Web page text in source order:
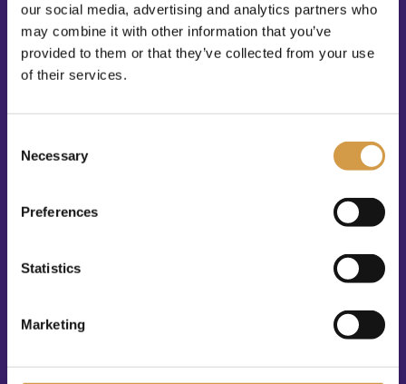
our social media, advertising and analytics partners who
may combine it with other information that you’ve
provided to them or that they’ve collected from your use
of their services.
Selection
Necessary
Preferences
Statistics
Marketing
Cruisereizen
Europa
Midden- en Zuid-Amerika
Midden-Oosten
Noord-Amerika
Poolgebieden
Vandaag nog jouw droomreis boeken?
Je specialist in maatwerk reizen
We werken samen met lokale partners